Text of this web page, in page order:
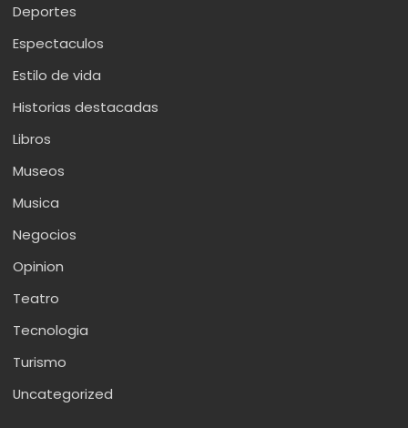
Deportes
Espectaculos
Estilo de vida
Historias destacadas
Libros
Museos
Musica
Negocios
Opinion
Teatro
Tecnologia
Turismo
Uncategorized